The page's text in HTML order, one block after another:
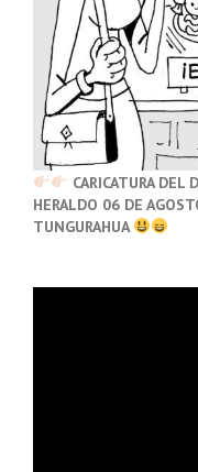
CARICATURA DEL
HERALDO 06 DE
TUNGURAHUA